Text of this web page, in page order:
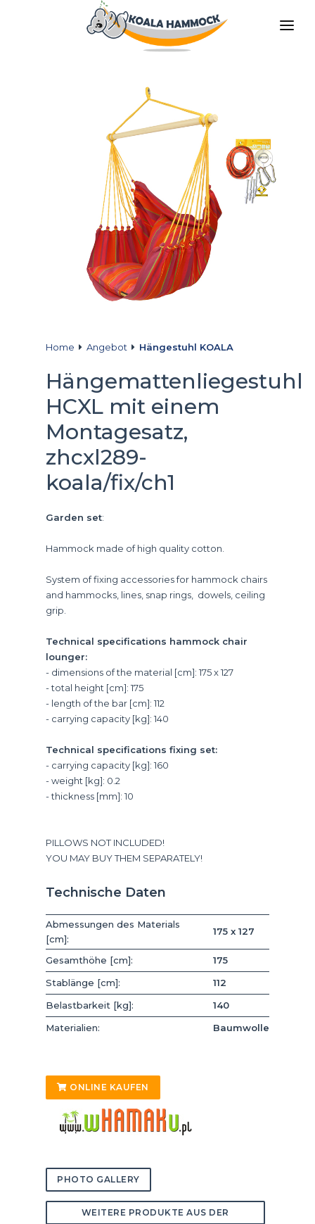
BLEIBE VERTEILER
Home Angebot Hängestuhl KOALA
Hängemattenliegestuhl
HCXL mit einem
Montagesatz,
zhcxl289-
koala/fix/ch1
Garden set:
Hammock made of high quality cotton.
System of fixing accessories for hammock chairs
and hammocks, lines, snap rings, dowels, ceiling
grip.
Technical specifications hammock chair
lounger:
- dimensions of the material [cm]: 175 x 127
- total height [cm]: 175
- length of the bar [cm]: 112
- carrying capacity [kg]: 140
Technical specifications fixing set:
- carrying capacity [kg]: 160
- weight [kg]: 0.2
- thickness [mm]: 10
PILLOWS NOT INCLUDED!
YOU MAY BUY THEM SEPARATELY!
Technische Daten
Abmessungen des Materials
[cm]:
175 x 127
Gesamthöhe [cm]:
175
Stablänge [cm]:
112
Belastbarkeit [kg]:
140
Materialien:
Baumwolle
ONLINE KAUFEN
PHOTO GALLERY
WEITERE PRODUKTE AUS DER